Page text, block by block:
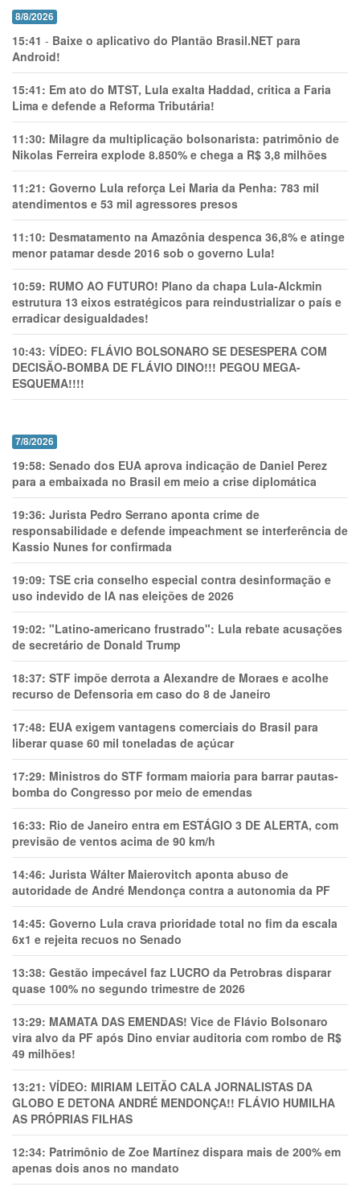
8/8/2026
15:41 - Baixe o aplicativo do Plantão Brasil.NET para
Android!
15:41: Em ato do MTST, Lula exalta Haddad, critica a Faria
Lima e defende a Reforma Tributária!
11:30: Milagre da multiplicação bolsonarista: patrimônio de
Nikolas Ferreira explode 8.850% e chega a R$ 3,8 milhões
11:21: Governo Lula reforça Lei Maria da Penha: 783 mil
atendimentos e 53 mil agressores presos
11:10: Desmatamento na Amazônia despenca 36,8% e atinge
menor patamar desde 2016 sob o governo Lula!
10:59: RUMO AO FUTURO! Plano da chapa Lula-Alckmin
estrutura 13 eixos estratégicos para reindustrializar o país e
erradicar desigualdades!
10:43: VÍDEO: FLÁVIO BOLSONARO SE DESESPERA COM
DECISÃO-BOMBA DE FLÁVIO DINO!!! PEGOU MEGA-
ESQUEMA!!!!
7/8/2026
19:58: Senado dos EUA aprova indicação de Daniel Perez
para a embaixada no Brasil em meio a crise diplomática
19:36: Jurista Pedro Serrano aponta crime de
responsabilidade e defende impeachment se interferência de
Kassio Nunes for confirmada
19:09: TSE cria conselho especial contra desinformação e
uso indevido de IA nas eleições de 2026
19:02: "Latino-americano frustrado": Lula rebate acusações
de secretário de Donald Trump
18:37: STF impõe derrota a Alexandre de Moraes e acolhe
recurso de Defensoria em caso do 8 de Janeiro
17:48: EUA exigem vantagens comerciais do Brasil para
liberar quase 60 mil toneladas de açúcar
17:29: Ministros do STF formam maioria para barrar pautas-
bomba do Congresso por meio de emendas
16:33: Rio de Janeiro entra em ESTÁGIO 3 DE ALERTA, com
previsão de ventos acima de 90 km/h
14:46: Jurista Wálter Maierovitch aponta abuso de
autoridade de André Mendonça contra a autonomia da PF
14:45: Governo Lula crava prioridade total no fim da escala
6x1 e rejeita recuos no Senado
13:38: Gestão impecável faz LUCRO da Petrobras disparar
quase 100% no segundo trimestre de 2026
13:29: MAMATA DAS EMENDAS! Vice de Flávio Bolsonaro
vira alvo da PF após Dino enviar auditoria com rombo de R$
49 milhões!
13:21: VÍDEO: MIRIAM LEITÃO CALA JORNALISTAS DA
GLOBO E DETONA ANDRÉ MENDONÇA!! FLÁVIO HUMILHA
AS PRÓPRIAS FILHAS
12:34: Patrimônio de Zoe Martínez dispara mais de 200% em
apenas dois anos no mandato